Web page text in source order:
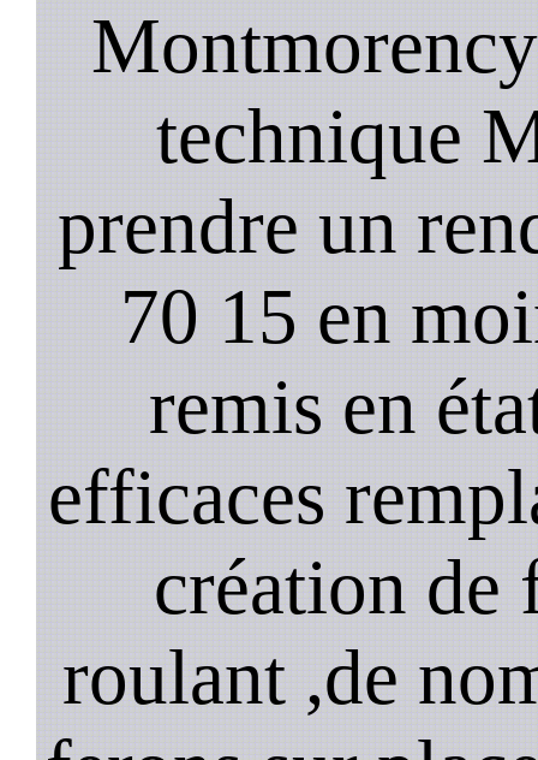
technique
prendre un
70 15 en
remis en
efficaces
création de
roulant ,de